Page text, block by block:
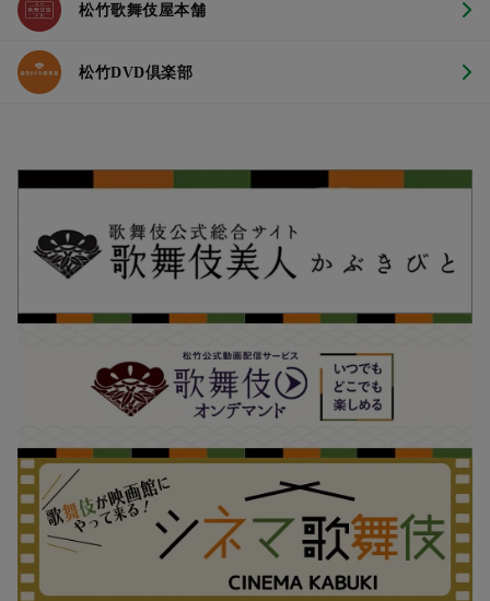
松竹歌舞伎屋本舗
松竹DVD倶楽部